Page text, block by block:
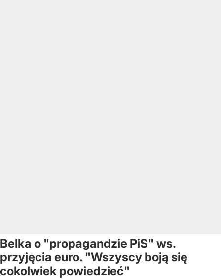
Belka o "propagandzie PiS" ws.
przyjęcia euro. "Wszyscy boją się
cokolwiek powiedzieć"